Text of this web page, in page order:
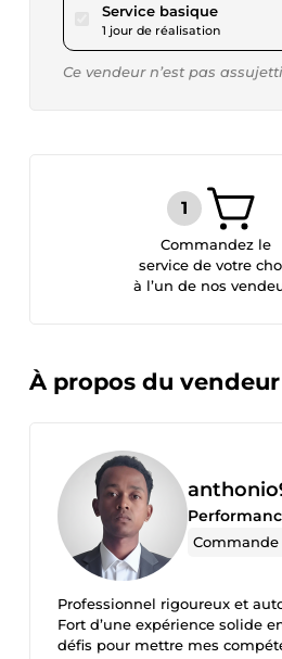
Service basiquepour
1 jour de réalisation
Ce vendeur n’est pas
Commandez le
service de votre
à l’un de nos
À propos du vendeur
Professionnel rigoureux et
Fort d’une expérience solide
défis pour mettre mes